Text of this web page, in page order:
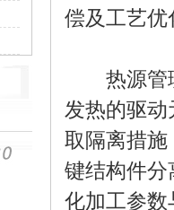
偿及工艺优
热源管理
发热的驱动
取隔离措施
键结构件分
化加工参数